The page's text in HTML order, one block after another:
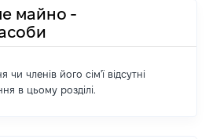
майно -
чи членів його сім'ї відсутні
в цьому розділі.